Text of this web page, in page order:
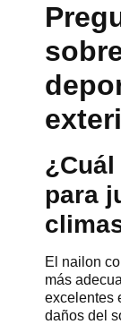
para
El nailon
más
excelentes
daños del